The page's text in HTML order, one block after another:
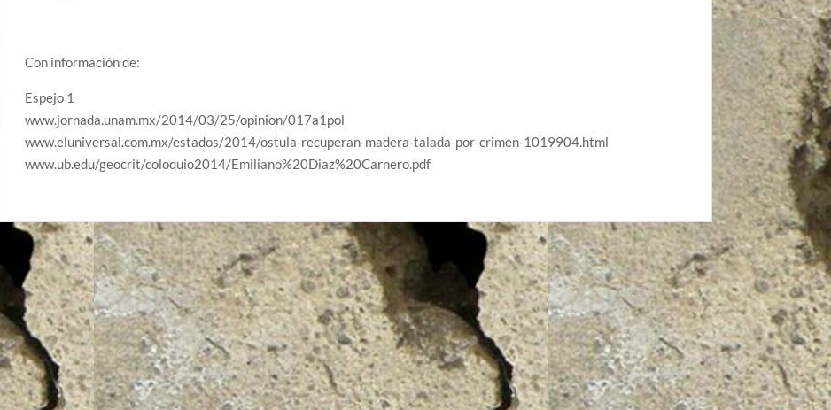
Con información de:
Espejo 1
www.jornada.unam.mx/2014/03/25/opinion/017a1pol
www.eluniversal.com.mx/estados/2014/ostula-recuperan-madera-talada-por-crimen-1019904.html
www.ub.edu/geocrit/coloquio2014/Emiliano%20Diaz%20Carnero.pdf